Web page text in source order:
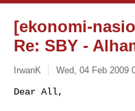
[ekonomi-
Re: SBY -
IrwanK Wed, 04 Feb 2009
Dear All,